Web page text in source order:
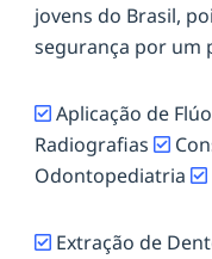
jovens do Brasil,
segurança por um
Aplicação de
Radiografias
Odontopediatria
Extração de